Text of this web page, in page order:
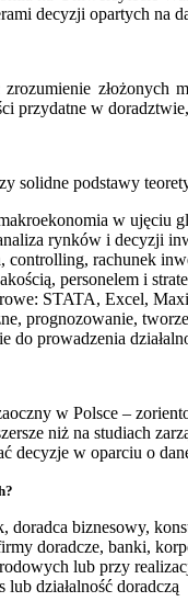
decyzji opartych na
złożonych
przydatne w
solidne podstawy
w ujęciu
rynków i decyzji
controlling, rachunek
personelem i
STATA, Excel,
prognozowanie,
do prowadzenia
w Polsce –
niż na studiach
decyzje w oparciu o
doradca biznesowy,
doradcze, banki,
lub przy
lub działalność doradczą